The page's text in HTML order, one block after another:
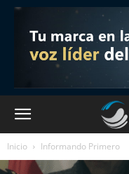
Inicio Informando Primero